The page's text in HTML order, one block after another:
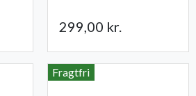
299,00 kr.
Fragtfri